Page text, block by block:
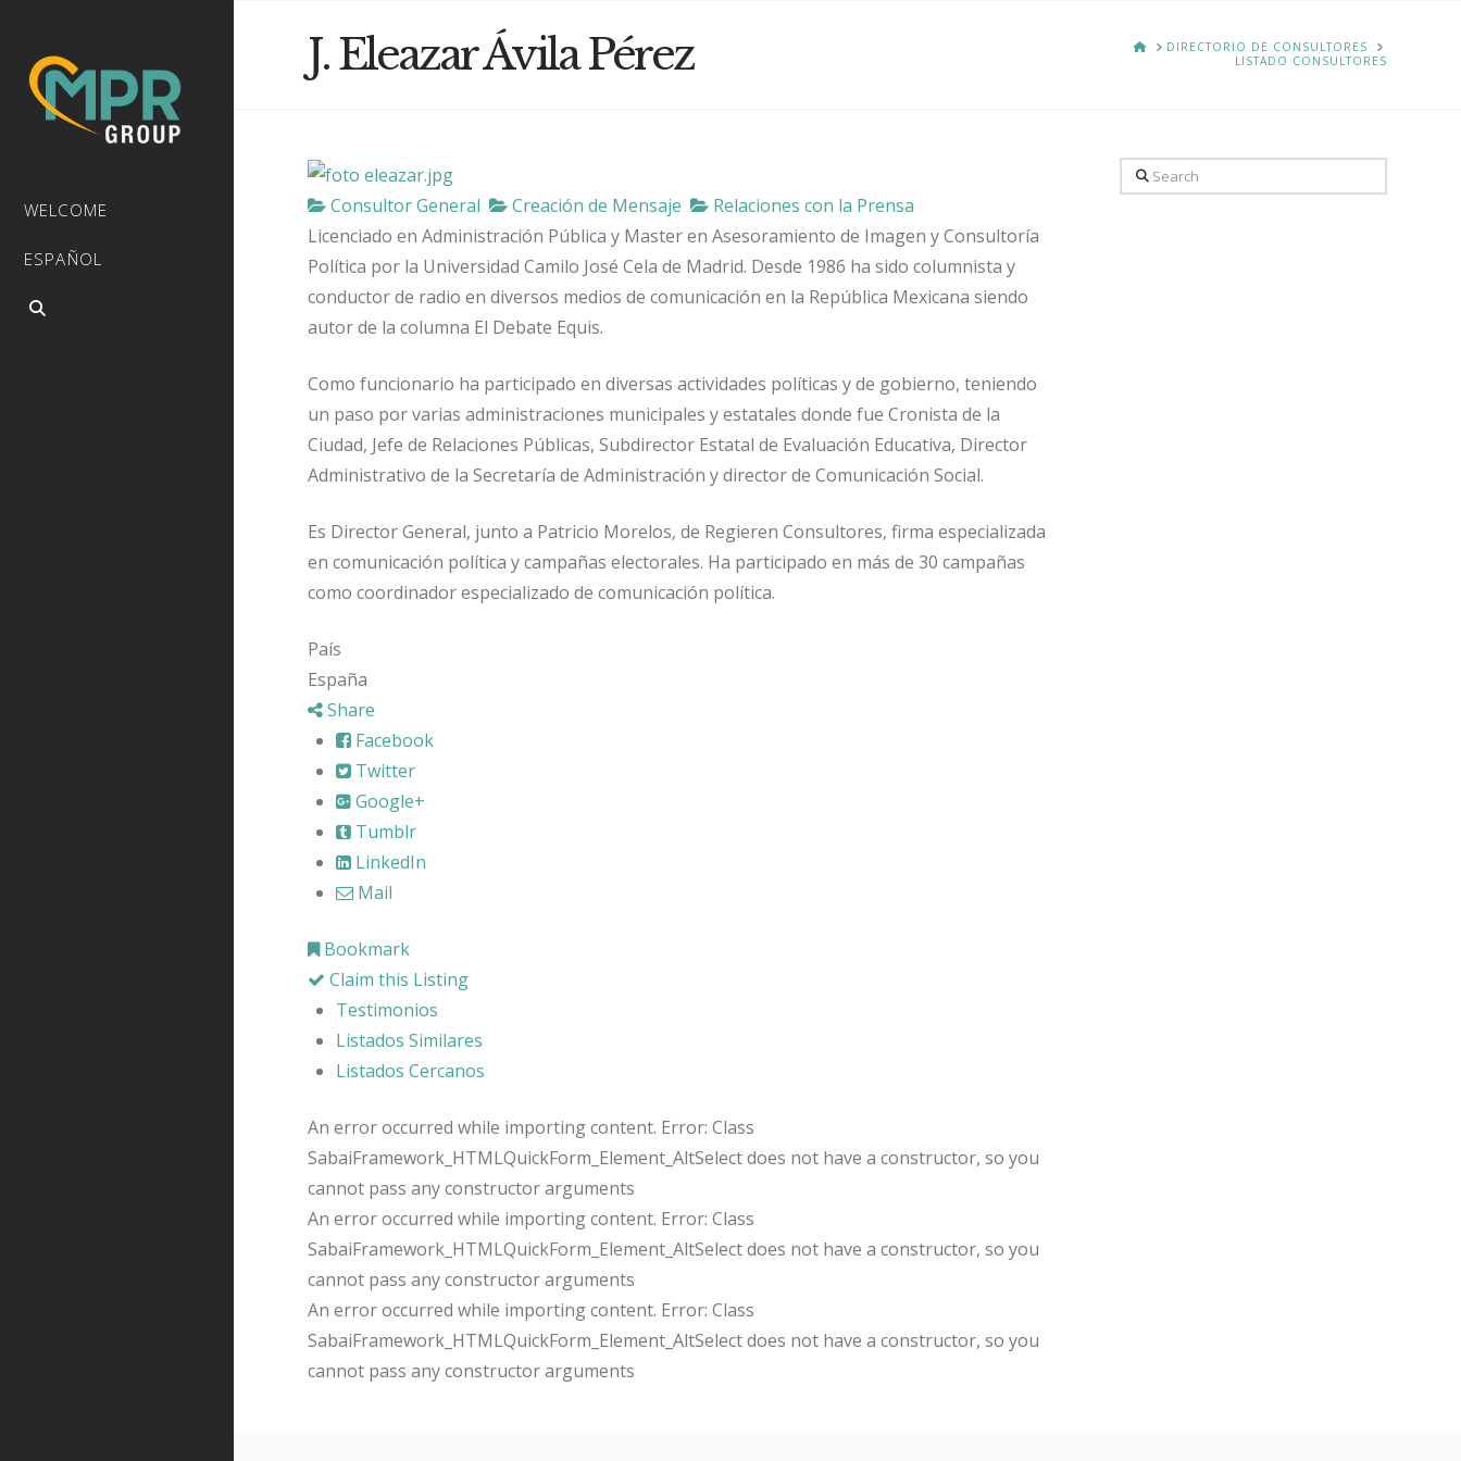
WELCOME
ESPAÑOL
J. Eleazar Ávila Pérez HOMEDIRECTORIO DE CONSULTORES
LISTADO CONSULTORES
Consultor General Creación de Mensaje
Relaciones con la Prensa
Licenciado en Administración Pública y Master en Asesoramiento de Imagen y Consultoría
Política por la Universidad Camilo José Cela de Madrid. Desde 1986 ha sido columnista y
conductor de radio en diversos medios de comunicación en la República Mexicana siendo
autor de la columna El Debate Equis.
Como funcionario ha participado en diversas actividades políticas y de gobierno, teniendo
un paso por varias administraciones municipales y estatales donde fue Cronista de la
Ciudad, Jefe de Relaciones Públicas, Subdirector Estatal de Evaluación Educativa, Director
Administrativo de la Secretaría de Administración y director de Comunicación Social.
Es Director General, junto a Patricio Morelos, de Regieren Consultores, firma especializada
en comunicación política y campañas electorales. Ha participado en más de 30 campañas
como coordinador especializado de comunicación política.
País
España
Share
Facebook
Twitter
Google+
Tumblr
LinkedIn
Mail
Bookmark
Claim this Listing
Testimonios
Listados Similares
Listados Cercanos
An error occurred while importing content. Error: Class
SabaiFramework_HTMLQuickForm_Element_AltSelect does not have a constructor, so you
cannot pass any constructor arguments
An error occurred while importing content. Error: Class
SabaiFramework_HTMLQuickForm_Element_AltSelect does not have a constructor, so you
cannot pass any constructor arguments
An error occurred while importing content. Error: Class
SabaiFramework_HTMLQuickForm_Element_AltSelect does not have a constructor, so you
cannot pass any constructor arguments
Search